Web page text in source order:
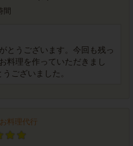
間
とうございます。今回も残っ
料理を作っていただきまし
ございました。
お料理代行